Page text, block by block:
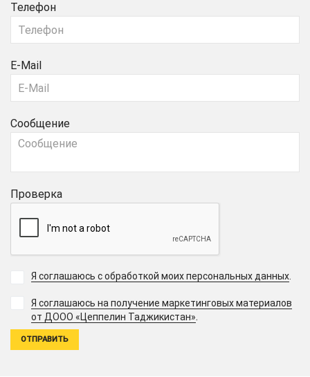
Телефон
E-Mail
Сообщение
Проверка
Я соглашаюсь с обработкой моих персональных данных.
Я соглашаюсь на получение маркетинговых материалов
от ДООО «Цеппелин Таджикистан».